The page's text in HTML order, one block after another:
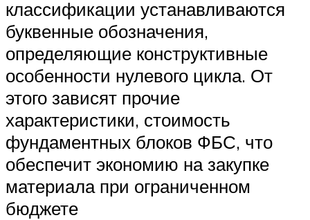
классификации устанавливаются
буквенные обозначения,
определяющие конструктивные
особенности нулевого цикла. От
этого зависят прочие
характеристики, стоимость
фундаментных блоков ФБС, что
обеспечит экономию на закупке
материала при ограниченном
бюджете